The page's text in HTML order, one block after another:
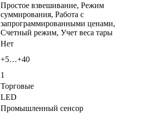
Простое взвешивание, Режим
суммирования, Работа с
запрограммированными ценами,
Счетный режим, Учет веса тары
Нет
+5…+40
1
Торговые
LED
Промышленный сенсор